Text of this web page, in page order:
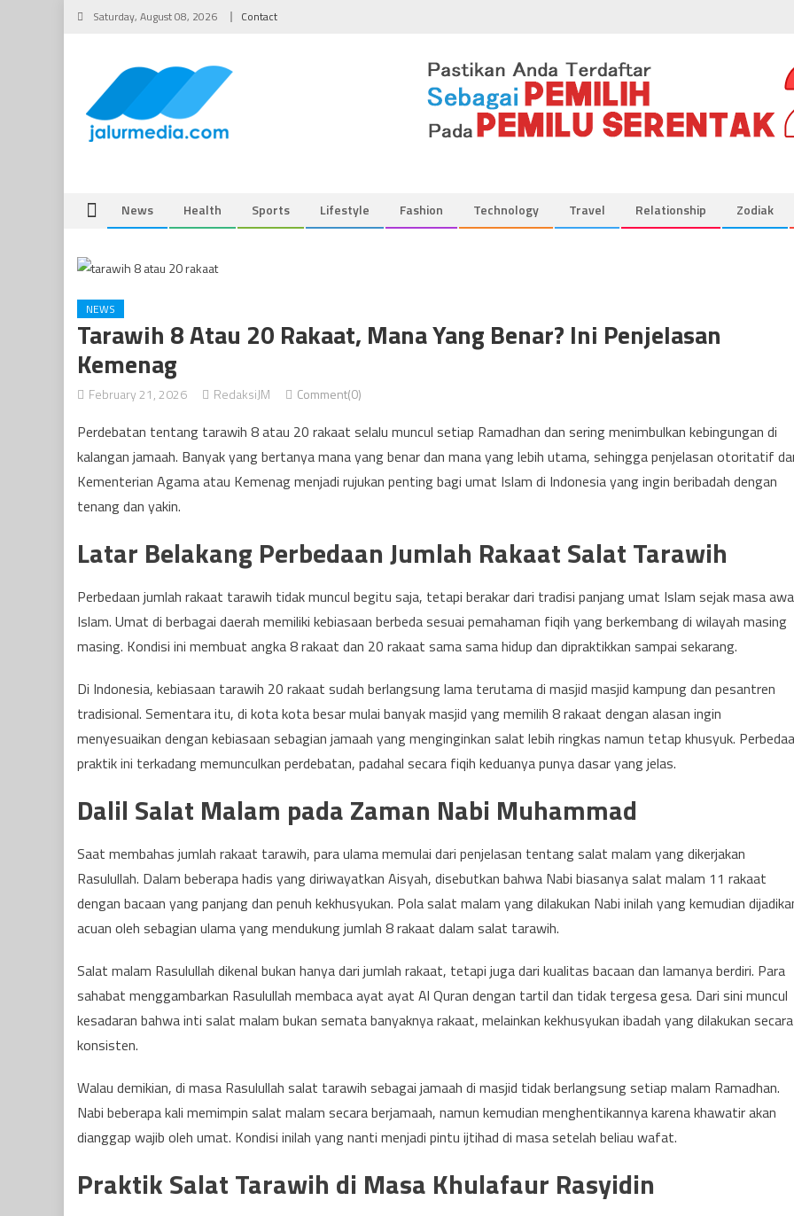
Skip
Saturday, August 08, 2026 Contact
News Health Sports Lifestyle Fashion Technology Travel Relationship Zodiak
NEWS
Tarawih 8 Atau 20 Rakaat, Mana Yang Benar? Ini Penjelasan
Kemenag
February 21, 2026 RedaksiJM Comment(0)
Perdebatan tentang tarawih 8 atau 20 rakaat selalu muncul setiap Ramadhan dan sering menimbulkan kebingungan di
kalangan jamaah. Banyak yang bertanya mana yang benar dan mana yang lebih utama, sehingga penjelasan otoritatif
Kementerian Agama atau Kemenag menjadi rujukan penting bagi umat Islam di Indonesia yang ingin beribadah dengan
tenang dan yakin.
Latar Belakang Perbedaan Jumlah Rakaat Salat Tarawih
Perbedaan jumlah rakaat tarawih tidak muncul begitu saja, tetapi berakar dari tradisi panjang umat Islam sejak masa
Islam. Umat di berbagai daerah memiliki kebiasaan berbeda sesuai pemahaman fiqih yang berkembang di wilayah masing
masing. Kondisi ini membuat angka 8 rakaat dan 20 rakaat sama sama hidup dan dipraktikkan sampai sekarang.
Di Indonesia, kebiasaan tarawih 20 rakaat sudah berlangsung lama terutama di masjid masjid kampung dan pesantren
tradisional. Sementara itu, di kota kota besar mulai banyak masjid yang memilih 8 rakaat dengan alasan ingin
menyesuaikan dengan kebiasaan sebagian jamaah yang menginginkan salat lebih ringkas namun tetap khusyuk.
praktik ini terkadang memunculkan perdebatan, padahal secara fiqih keduanya punya dasar yang jelas.
Dalil Salat Malam pada Zaman Nabi Muhammad
Saat membahas jumlah rakaat tarawih, para ulama memulai dari penjelasan tentang salat malam yang dikerjakan
Rasulullah. Dalam beberapa hadis yang diriwayatkan Aisyah, disebutkan bahwa Nabi biasanya salat malam 11 rakaat
dengan bacaan yang panjang dan penuh kekhusyukan. Pola salat malam yang dilakukan Nabi inilah yang kemudian
acuan oleh sebagian ulama yang mendukung jumlah 8 rakaat dalam salat tarawih.
Salat malam Rasulullah dikenal bukan hanya dari jumlah rakaat, tetapi juga dari kualitas bacaan dan lamanya berdiri. Para
sahabat menggambarkan Rasulullah membaca ayat ayat Al Quran dengan tartil dan tidak tergesa gesa. Dari sini muncul
kesadaran bahwa inti salat malam bukan semata banyaknya rakaat, melainkan kekhusyukan ibadah yang dilakukan secara
konsisten.
Walau demikian, di masa Rasulullah salat tarawih sebagai jamaah di masjid tidak berlangsung setiap malam Ramadhan.
Nabi beberapa kali memimpin salat malam secara berjamaah, namun kemudian menghentikannya karena khawatir akan
dianggap wajib oleh umat. Kondisi inilah yang nanti menjadi pintu ijtihad di masa setelah beliau wafat.
Praktik Salat Tarawih di Masa Khulafaur Rasyidin